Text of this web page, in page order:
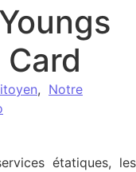
, Notre
étatiques, les